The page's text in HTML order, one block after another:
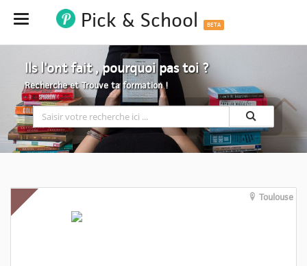
Hide Pick & School BETA
Ils l'ont fait , pourquoi pas toi ?
Recherche et Trouve ta formation !
Toulouse